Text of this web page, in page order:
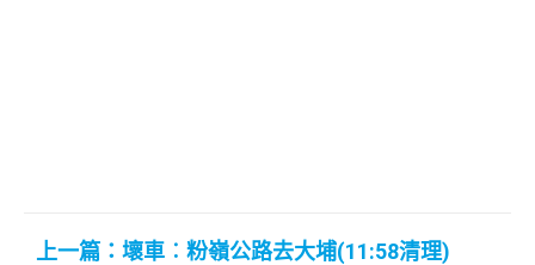
上一篇：壞車︰粉嶺公路去大埔(11:58清理)